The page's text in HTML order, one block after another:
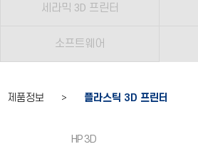
세라믹 3D 프린터
소프트웨어
제품정보 > 플라스틱 3D 프린터
HP 3D